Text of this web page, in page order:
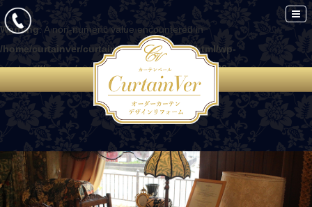
Warning: A non-numeric value encountered in
/home/curtainver/curtain-ver.com/public_html/wp-
content/themes/curtain/functions.php
on line 86